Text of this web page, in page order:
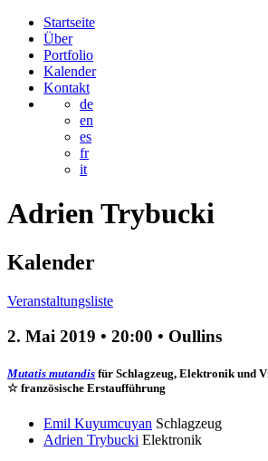
Startseite
Über
Portfolio
Kalender
Kontakt
de
en
es
fr
it
AdrienTrybucki
Kalender
Veranstaltungsliste
2. Mai 2019 • 20:00 • Oullins
Mutatis mutandis für Schlagzeug, Elektronik und
☆ französische Erstaufführung
Emil Kuyumcuyan Schlagzeug
Adrien Trybucki Elektronik